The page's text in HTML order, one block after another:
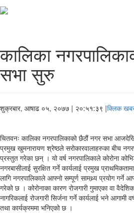
कालिका
सभा सुरु
शुक्रबार, आषाढ ०५, २०७७ | २०:५१:३९ |क्लिक
चितवनः कालिका नगरपालिकाको छैठौं नगर सभा
प्रमुख खुमनारायण श्रेष्ठले सरोकारवालाहरुका बीच
प्रस्तुत गरेका छन् । यो वर्ष नगरपालिकाले कोरोना
नगरबासीलाई सुरक्षित गर्ने कार्यलाई प्रमुख
लागि नगरपालिकाले आफ्नो सम्पूर्ण सामथ्र्य प्रयोग गर्ने
गरेको छ । कोरोनाका कारण रोजगारी गुमाएका वा
नागरिकलाई रोजगारी सिर्जना गर्ने कार्यलाई भने आगामी
तथा कार्यक्रममा भनिएको छ ।